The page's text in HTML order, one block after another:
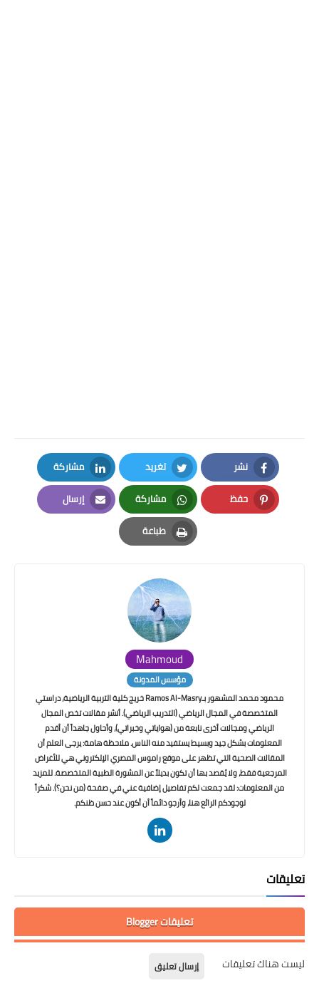
نشر
Facebook
تغريد
Twitter
مشاركة
LinkedIn
حفظ
Pinterest
مشاركة
Whatsapp
إرسال
Email
طباعة
Print
Mahmoud
مؤسس المدونة
محمود محمد المشهور بـRamos Al-Masry خريج كلية التربية الرياضية، دراستي
المتخصصة في المجال الرياضي (التدريب الرياضي). أنشر مقالات تخص المجال
الرياضي ومجالات أخرى نابعة من (هواياتي وخبراتي)، وأحاول جاهداً أن أقدم
المعلومات بشكل جيد وبسيط يستفيد منه الناس. ملاحظة هامة: يرجى العلم أن
المقالات الصحية التي تظهر على موقع راموس المصري الإلكتروني هي للأغراض
المرجعية فقط، ولا يُقصد بها أن تكون بديلاً عن المشورة الطبية المتخصصة. للمزيد
من المعلومات: لقد جمعت لكم تفاصيل إضافية عني في صفحة (من نحن؟). شكراً
لوجودكم الرائع هنا، وأرجو دائماً أن أكون عند حسن ظنكم.
تعليقات
تعليقات Blogger
ليست هناك تعليقات إرسال تعليق